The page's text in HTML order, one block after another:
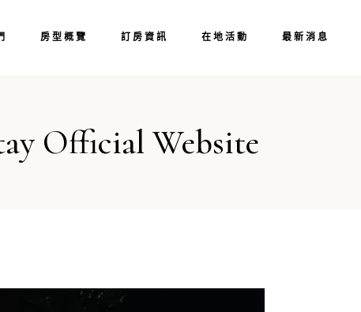
房型概覽 訂房資訊 在地活動
東海岸線
最新消息
Official Website